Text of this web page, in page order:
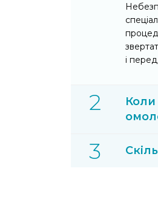
і
Коли